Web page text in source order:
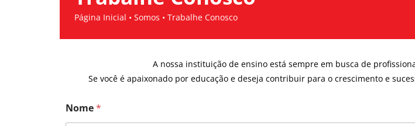
Página Inicial • Somos • Trabalhe Conosco
A nossa instituição de ensino está sempre em busca de
Se você é apaixonado por educação e deseja contribuir para o crescimento e
Nome*